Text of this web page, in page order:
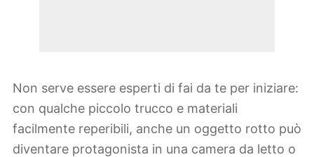
Non serve essere esperti di fai da te per iniziare:
con qualche piccolo trucco e materiali
facilmente reperibili, anche un oggetto rotto può
diventare protagonista in una camera da letto o